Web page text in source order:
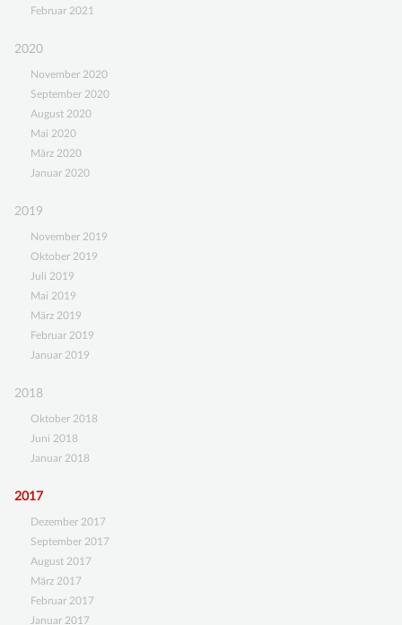
Februar 2021
2020
November 2020
September 2020
August 2020
Mai 2020
März 2020
Januar 2020
2019
November 2019
Oktober 2019
Juli 2019
Mai 2019
März 2019
Februar 2019
Januar 2019
2018
Oktober 2018
Juni 2018
Januar 2018
2017
Dezember 2017
September 2017
August 2017
März 2017
Februar 2017
Januar 2017